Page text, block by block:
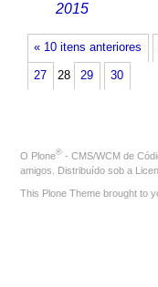
2015
« 10 itens anteriores
27 28 29 30
O Plone® - CMS/WCM de
amigos. Distribuído sob a
This Plone Theme brought to